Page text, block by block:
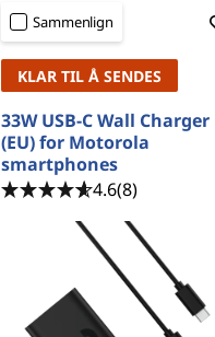
Sammenlign
KLAR TIL Å SENDES
33W USB-C Wall Charger
(EU) for Motorola
smartphones
4.6(8)